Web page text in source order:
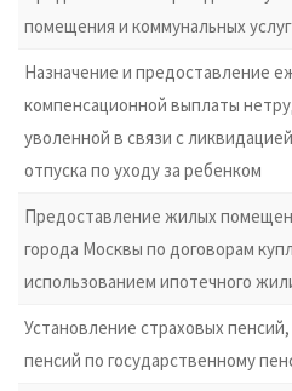
помещения и коммунальных услуг
Назначение и предоставление
компенсационной выплаты
уволенной в связи с
отпуска по уходу за ребенком
Предоставление жилых
города Москвы по договорам
использованием ипотечного
Установление страховых
пенсий по государственному